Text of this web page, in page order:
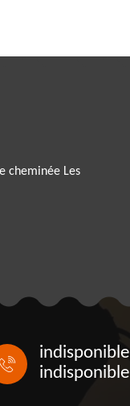
cheminée Les
indisponible
indisponible